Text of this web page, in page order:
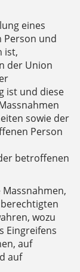
eines
Person und
ist,
der Union
ist und diese
sowie der
Person
betroffenen
wozu
Eingreifens
auf
auf